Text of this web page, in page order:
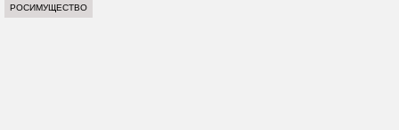
РОСИМУЩЕСТВО